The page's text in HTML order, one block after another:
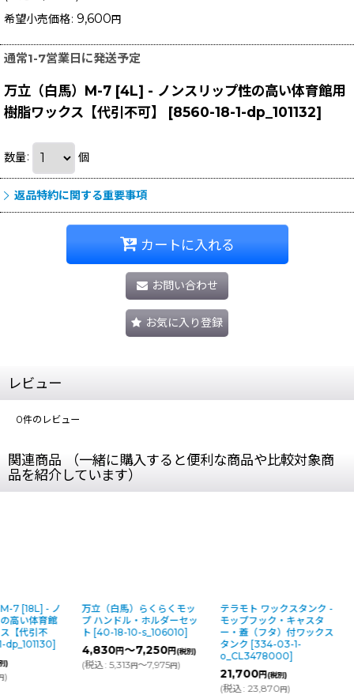
希望小売価格: 9,600円
通常1-7営業日に発送予定
万立（白馬）M-7 [4L] - ノンスリップ性の高い体育館用
樹脂ワックス【代引不可】
[8560-18-1-dp_101132]
数量: 個
返品特約に関する重要事項
カートに入れる
お問い合わせ
お気に入り登録
レビュー
0件のレビュー
関連商品 （一緒に購入すると便利な商品や比較対象商
品を紹介しています）
7 [18L] - ノ
高い体育館
【代引不
dp_101130]
)
)
万立（白馬）らくらくモッ
プ ハンドル・ホルダーセッ
ト [40-18-10-s_106010]
4,830円～7,250円(税別)
(税込: 5,313円～7,975円)
テラモト ワックスタンク -
モップフック・キャスタ
ー・蓋（フタ）付ワックス
タンク [334-03-1-
o_CL3478000]
21,700円(税別)
(税込: 23,870円)